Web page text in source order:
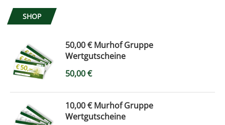
SHOP
50,00 € Murhof Gruppe
Wertgutscheine
50,00€
10,00 € Murhof Gruppe
Wertgutscheine